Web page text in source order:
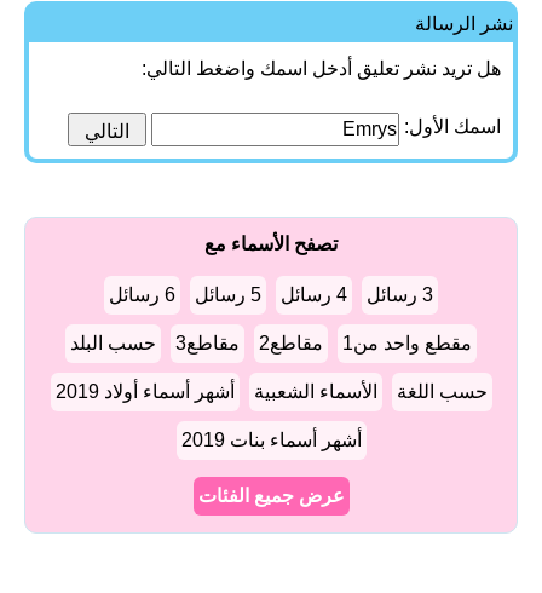
نشر الرسالة
هل تريد نشر تعليق أدخل اسمك واضغط التالي:
اسمك الأول:
تصفح الأسماء مع
3 رسائل 4 رسائل 5 رسائل 6 رسائل
مقطع واحد من1 مقاطع2 مقاطع3 حسب البلد
حسب اللغة الأسماء الشعبية أشهر أسماء أولاد 2019
أشهر أسماء بنات 2019
عرض جميع الفئات